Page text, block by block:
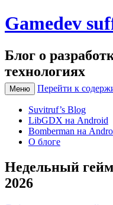
Gamedev
Блог о
технологиях
Меню Перейти к
Suvitruf’s Blog
LibGDX на Android
Bomberman на
О блоге
Недельный
2026